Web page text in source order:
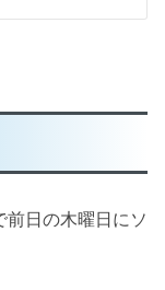
前日の木曜日にソ